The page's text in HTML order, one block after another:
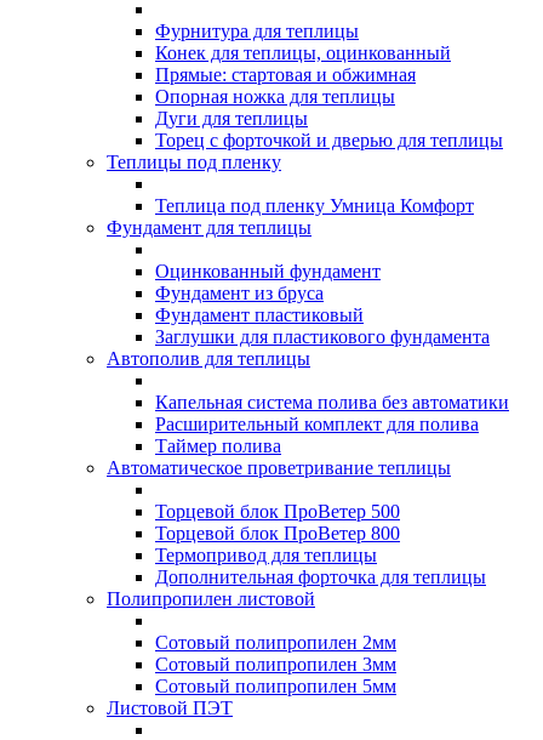
Фурнитура для теплицы
Конек для теплицы, оцинкованный
Прямые: стартовая и обжимная
Опорная ножка для теплицы
Дуги для теплицы
Торец с форточкой и дверью для теплицы
Теплицы под пленку
Теплица под пленку Умница Комфорт
Фундамент для теплицы
Оцинкованный фундамент
Фундамент из бруса
Фундамент пластиковый
Заглушки для пластикового фундамента
Автополив для теплицы
Капельная система полива без автоматики
Расширительный комплект для полива
Таймер полива
Автоматическое проветривание теплицы
Торцевой блок ПроВетер 500
Торцевой блок ПроВетер 800
Термопривод для теплицы
Дополнительная форточка для теплицы
Полипропилен листовой
Сотовый полипропилен 2мм
Сотовый полипропилен 3мм
Сотовый полипропилен 5мм
Листовой ПЭТ